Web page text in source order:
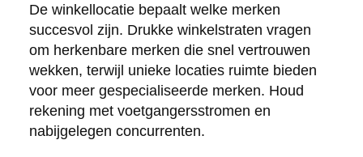
De winkellocatie bepaalt welke merken
succesvol zijn. Drukke winkelstraten vragen
om herkenbare merken die snel vertrouwen
wekken, terwijl unieke locaties ruimte bieden
voor meer gespecialiseerde merken. Houd
rekening met voetgangersstromen en
nabijgelegen concurrenten.